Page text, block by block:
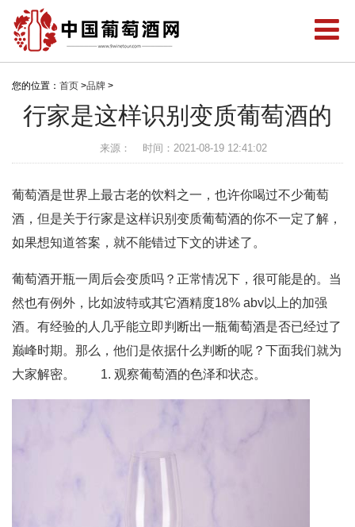
您的位置： 首页 >品牌 >
行家是这样识别变质葡萄酒的
来源： 时间：2021-08-19 12:41:02
葡萄酒是世界上最古老的饮料之一，也许你喝过不少葡萄
酒，但是关于行家是这样识别变质葡萄酒的你不一定了解，
如果想知道答案，就不能错过下文的讲述了。
葡萄酒开瓶一周后会变质吗？正常情况下，很可能是的。当
然也有例外，比如波特或其它酒精度18% abv以上的加强
酒。有经验的人几乎能立即判断出一瓶葡萄酒是否已经过了
巅峰时期。那么，他们是依据什么判断的呢？下面我们就为
大家解密。 1. 观察葡萄酒的色泽和状态。